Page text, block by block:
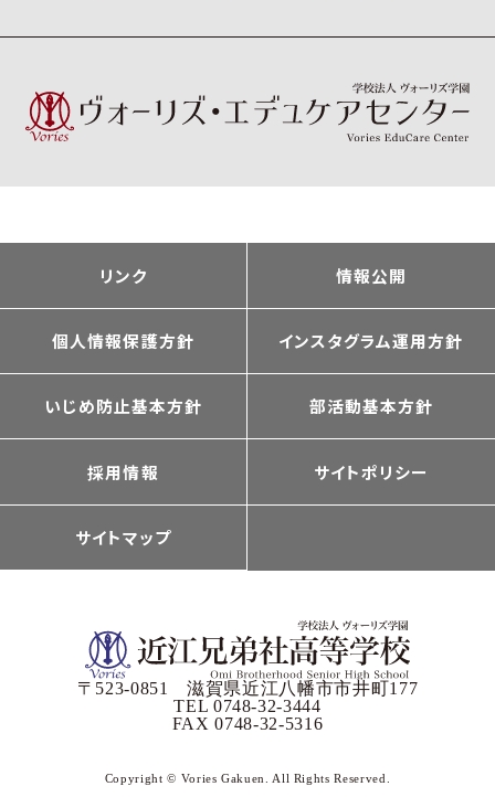
リンク 情報公開
個人情報保護方針 インスタグラム運用方針
いじめ防止基本方針 部活動基本方針
採用情報 サイトポリシー
サイトマップ
〒523-0851 滋賀県近江八幡市市井町177
TEL 0748-32-3444
FAX 0748-32-5316
Copyright © Vories Gakuen. All Rights Reserved.